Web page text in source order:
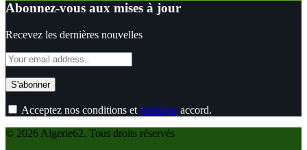
Abonnez-vous aux mises à jour
Recevez les dernières nouvelles
Acceptez nos conditions et politique accord.
© 2026 Algerie62. Tous droits réservés